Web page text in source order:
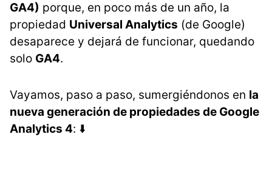
GA4) porque, en poco más de un año, la
propiedad Universal Analytics (de Google)
desaparece y dejará de funcionar, quedando
solo GA4.
Vayamos, paso a paso, sumergiéndonos en la
nueva generación de propiedades de Google
Analytics 4: ⬇️